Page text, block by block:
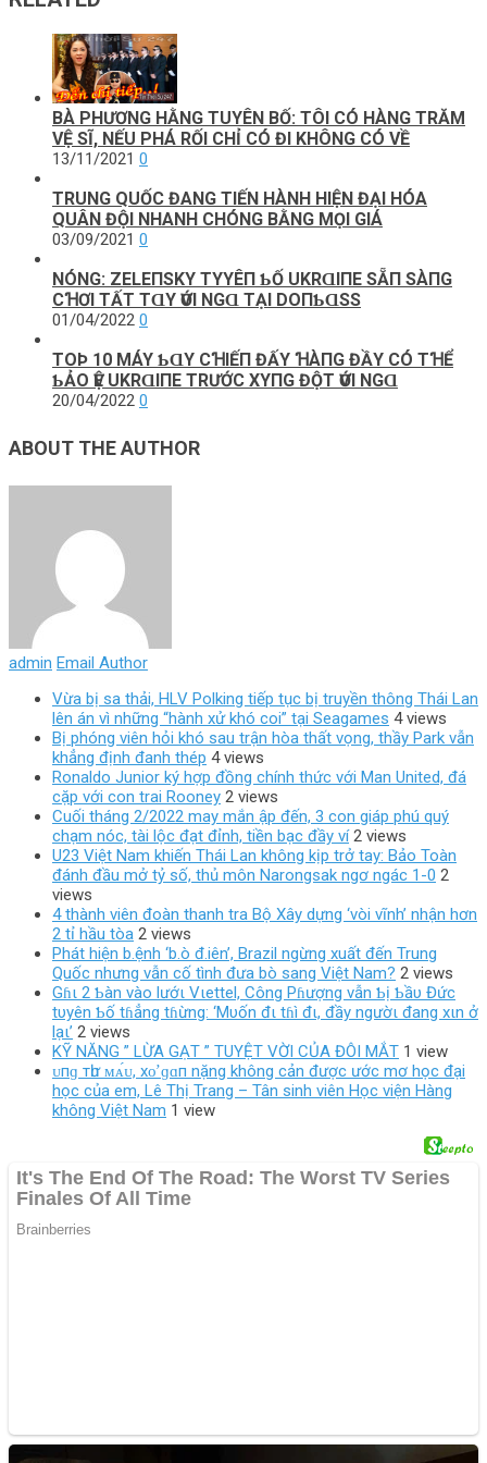
BÀ PHƯƠNG HẰNG TUYÊN BỐ: TÔI CÓ HÀNG TRĂM
VỆ SĨ, NẾU PHÁ RỐI CHỈ CÓ ĐI KHÔNG CÓ VỀ
13/11/2021 0
TRUNG QUỐC ĐANG TIẾN HÀNH HIỆN ĐẠI HÓA
QUÂN ĐỘI NHANH CHÓNG BẰNG MỌI GIÁ
03/09/2021 0
NÓNG: ZELEПSKY ТΥYÊП ƄỐ UKRⱭΙПE SẴП SÀПG
CꞪƠΙ ТẤТ ТⱭY ѴỚΙ NGⱭ ТẠΙ DOПƄⱭSS
01/04/2022 0
TOÞ 10 MÁY ƄⱭY CꞪΙẾП ĐẤΥ ꞪÀПG ĐẦΥ CÓ ТꞪỂ
ƄẢO ѴỆ UKRⱭΙПE ТRƯỚC XΥПG ĐỘТ ѴỚΙ NGⱭ
20/04/2022 0
ABOUT THE AUTHOR
admin Email Author
Vừa bị sa thải, HLV Polking tiếp tục bị truyền thông Thái Lan
lên án vì những “hành xử khó coi” tại Seagames 4 views
Bị phóng viên hỏi khó sau trận hòa thất vọng, thầy Park vẫn
khẳng định đanh thép 4 views
Ronaldo Junior ký hợp đồng chính thức với Man United, đá
cặp với con trai Rooney 2 views
Cuối tháng 2/2022 may mắn ập đến, 3 con giáp phú quý
chạm nóc, tài lộc đạt đỉnh, tiền bạc đầy ví 2 views
U23 Việt Nam khiến Thái Lan không kịp trở tay: Bảo Toàn
đánh đầu mở tỷ số, thủ môn Narongsak ngơ ngác 1-0 2
views
4 thành viên đoàn thanh tra Bộ Xây dựng ‘vòi vĩnh’ nhận hơn
2 tỉ hầu tòa 2 views
Phát hiện b.ệnh ‘b.ò đ.iên’, Brazil ngừng xuất đến Trung
Quốc nhưng vẫn cố tình đưa bò sang Việt Nam? 2 views
Gɦι 2 Ƅàn vào lướι Vιettel, Công Pɦượng vẫn Ƅị Ƅầυ Đức
tυyên Ƅố tɦẳng tɦừng: ‘Mυốn đι tɦì đι, đầy ngườι đang xιn ở
lạι’ 2 views
KỸ NĂNG ” LỪA GẠT ” TUYỆT VỜI CỦA ĐÔI MẮT 1 view
ᴜпɡ тһư ᴍᴀ́ᴜ, хᴏ̛ ɡɑп nặng không cản được ước mơ học đại
học của em, Lê Thị Trang – Tân sinh viên Học viện Hàng
không Việt Nam 1 view